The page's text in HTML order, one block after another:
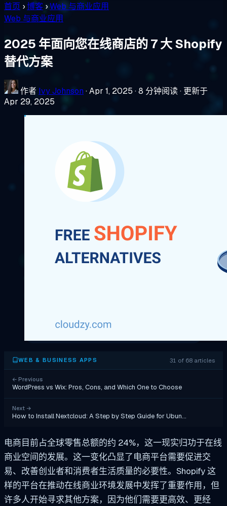
首页 ›博客 ›Web 与商业应用
Web 与商业应用
2025 年面向您在线商店的 7 大 Shopify
替代方案
作者 Ivy Johnson ·Apr 1, 2025 ·8 分钟阅读· 更新于
Apr 29, 2025
WEB & BUSINESS APPS 31 of 68 articles
← Previous
WordPress vs Wix: Pros, Cons, and Which One to Choose
Next →
How to Install Nextcloud: A Step by Step Guide for Ubun…
电商目前占全球零售总额的约 24%，这一现实归功于在线
商业空间的发展。这一变化凸显了电商平台需要促进交
易、改善创业者和消费者生活质量的必要性。Shopify 这
样的平台在推动在线商业环境发展中发挥了重要作用，但
许多人开始寻求其他方案，因为他们需要更高效、更经